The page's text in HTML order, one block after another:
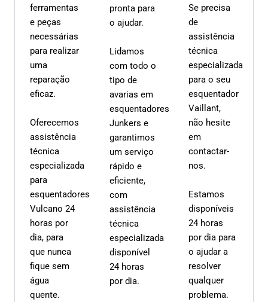
ferramentas
e peças
necessárias
para realizar
uma
reparação
eficaz.
Oferecemos
assistência
técnica
especializada
para
esquentadores
Vulcano 24
horas por
dia, para
que nunca
fique sem
água
quente.
pronta para
o ajudar.
Lidamos
com todo o
tipo de
avarias em
esquentadores
Junkers e
garantimos
um serviço
rápido e
eficiente,
com
assistência
técnica
especializada
disponível
24 horas
por dia.
Se precisa
de
assistência
técnica
especializada
para o seu
esquentador
Vaillant,
não hesite
em
contactar-
nos.
Estamos
disponíveis
24 horas
por dia para
o ajudar a
resolver
qualquer
problema.